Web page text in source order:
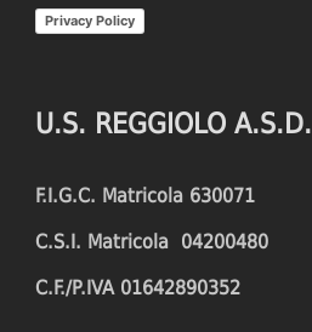
Privacy Policy
U.S. REGGIOLO A.S.D.
F.I.G.C. Matricola 630071
C.S.I. Matricola 04200480
C.F./P.IVA 01642890352